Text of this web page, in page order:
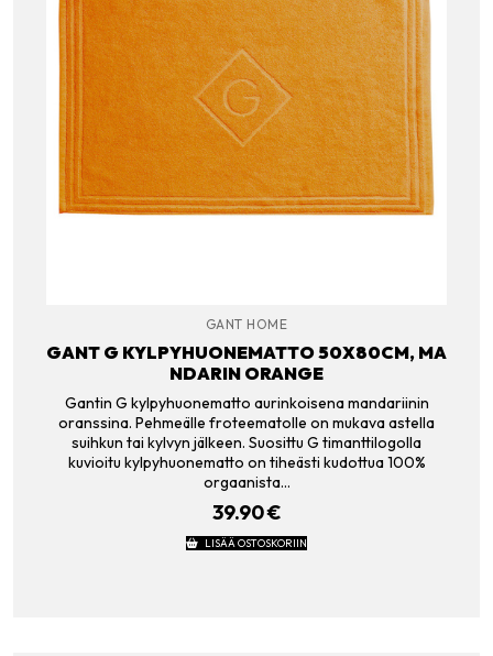
GANT HOME
GANT G KYLPYHUONEMATTO 50X80CM, MA
NDARIN ORANGE
Gantin G kylpyhuonematto aurinkoisena mandariinin
oranssina. Pehmeälle froteematolle on mukava astella
suihkun tai kylvyn jälkeen. Suosittu G timanttilogolla
kuvioitu kylpyhuonematto on tiheästi kudottua 100%
orgaanista…
39.90€
LISÄÄ OSTOSKORIIN